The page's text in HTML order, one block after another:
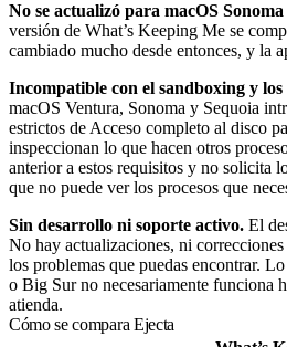
No se actualizó para macOS
versión de What’s Keeping Me se
cambiado mucho desde entonces, y la
Incompatible con el sandboxing y
macOS Ventura, Sonoma y Sequoia
estrictos de Acceso completo al disco
inspeccionan lo que hacen otros
anterior a estos requisitos y no solicita
que no puede ver los procesos que
Sin desarrollo ni soporte activo. El
No hay actualizaciones, ni
los problemas que puedas encontrar.
o Big Sur no necesariamente funciona
atienda.
Cómo se compara Ejecta